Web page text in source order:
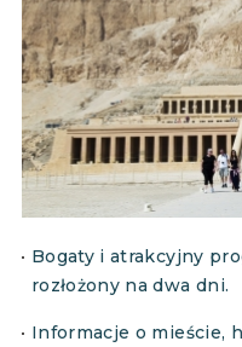
Bogaty i atrakcyjny
rozłożony na dwa dni.
Informacje o mieście,